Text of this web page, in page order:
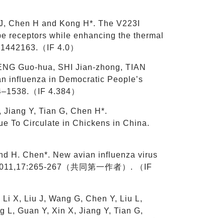
Chen H and Kong H*. The V223I
receptors while enhancing the thermal
（IF 4.0）
Guo-hua, SHI Jian-zhong, TIAN
influenza in Democratic People’s
（IF 4.384）
Y, Tian G, Chen H*.
To Circulate in Chickens in China.
H. Chen*. New avian influenza virus
267（共同第一作者）. （IF
X, Liu J, Wang G, Chen Y, Liu L,
L, Guan Y, Xin X, Jiang Y, Tian G,